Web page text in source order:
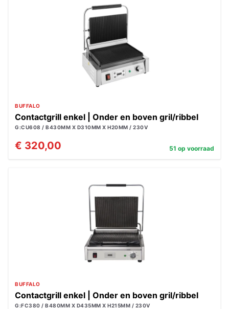
BUFFALO
Contactgrill enkel | Onder en boven gril/ribbel
G:CU608 / B430MM X D310MM X H20MM / 230V
€ 320,00 51 op voorraad
BUFFALO
Contactgrill enkel | Onder en boven gril/ribbel
G:FC380 / B480MM X D435MM X H215MM / 230V